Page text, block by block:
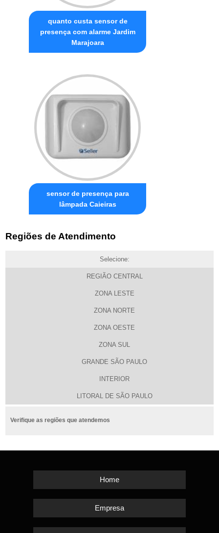
quanto custa sensor de
presença com alarme Jardim
Marajoara
sensor de presença para
lâmpada Caieiras
Regiões de Atendimento
Selecione:
REGIÃO CENTRAL
ZONA LESTE
ZONA NORTE
ZONA OESTE
ZONA SUL
GRANDE SÃO PAULO
INTERIOR
LITORAL DE SÃO PAULO
Verifique as regiões que atendemos
Home
Empresa